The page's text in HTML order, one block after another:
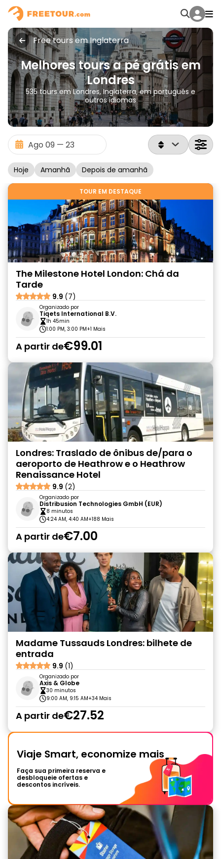
Free tours em Inglaterra
Melhores tours a pé grátis em
Londres
535 tours em Londres, Inglaterra, em português e
outros idiomas
Hoje Amanhã Depois de amanhã
TOUR EM DESTAQUE
The Milestone Hotel London: Chá da
Tarde
9.9 (7)
Organizado por
Tiqets International B.V.
1h 45min
1:00 PM, 3:00 PM+1 Mais
A partir de€99.01
Londres: Traslado de ônibus de/para o
aeroporto de Heathrow e o Heathrow
Renaissance Hotel
9.9 (2)
Organizado por
Distribusion Technologies GmbH (EUR)
8 minutos
4:24 AM, 4:40 AM+188 Mais
A partir de€7.00
Madame Tussauds Londres: bilhete de
entrada
9.9 (1)
Organizado por
Axis & Globe
30 minutos
9:00 AM, 9:15 AM+34 Mais
A partir de€27.52
Viaje Smart, economize mais
Faça sua primeira reserva e
desbloqueie ofertas e
descontos incríveis.